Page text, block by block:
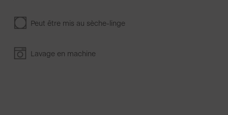
Peut être mis au sèche-linge
Lavage en machine